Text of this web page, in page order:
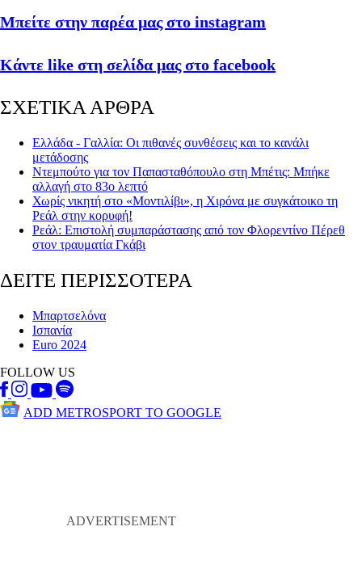
Μπείτε στην παρέα μας στο instagram
Κάντε like στη σελίδα μας στο facebook
ΣΧΕΤΙΚΑ ΑΡΘΡΑ
Ελλάδα - Γαλλία: Οι πιθανές συνθέσεις και το κανάλι
μετάδοσης
Ντεμπούτο για τον Παπασταθόπουλο στη Μπέτις: Μπήκε
αλλαγή στο 83ο λεπτό
Χωρίς νικητή στο «Μοντιλίβι», η Χιρόνα με συγκάτοικο τη
Ρεάλ στην κορυφή!
Ρεάλ: Επιστολή συμπαράστασης από τον Φλορεντίνο Πέρεθ
στον τραυματία Γκάβι
ΔΕΙΤΕ ΠΕΡΙΣΣΟΤΕΡΑ
Μπαρτσελόνα
Ισπανία
Euro 2024
FOLLOW US
ADD METROSPORT TO GOOGLE